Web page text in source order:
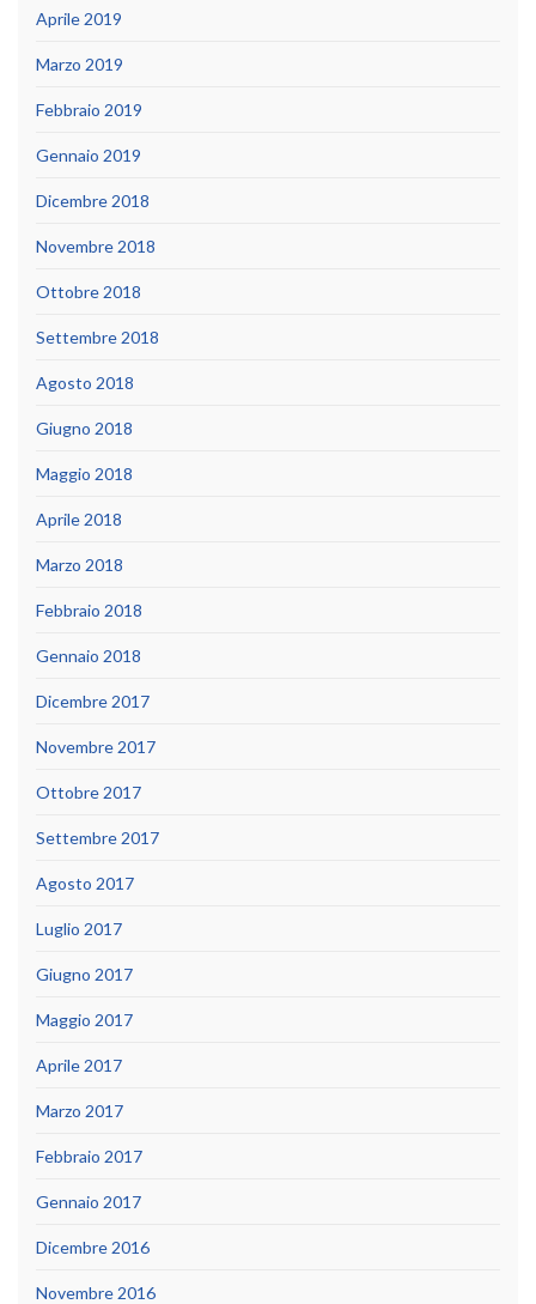
Aprile 2019
Marzo 2019
Febbraio 2019
Gennaio 2019
Dicembre 2018
Novembre 2018
Ottobre 2018
Settembre 2018
Agosto 2018
Giugno 2018
Maggio 2018
Aprile 2018
Marzo 2018
Febbraio 2018
Gennaio 2018
Dicembre 2017
Novembre 2017
Ottobre 2017
Settembre 2017
Agosto 2017
Luglio 2017
Giugno 2017
Maggio 2017
Aprile 2017
Marzo 2017
Febbraio 2017
Gennaio 2017
Dicembre 2016
Novembre 2016